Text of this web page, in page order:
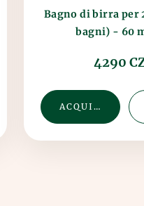
Bagno di birra per
bagni) - 60
4290
ACQUISTA